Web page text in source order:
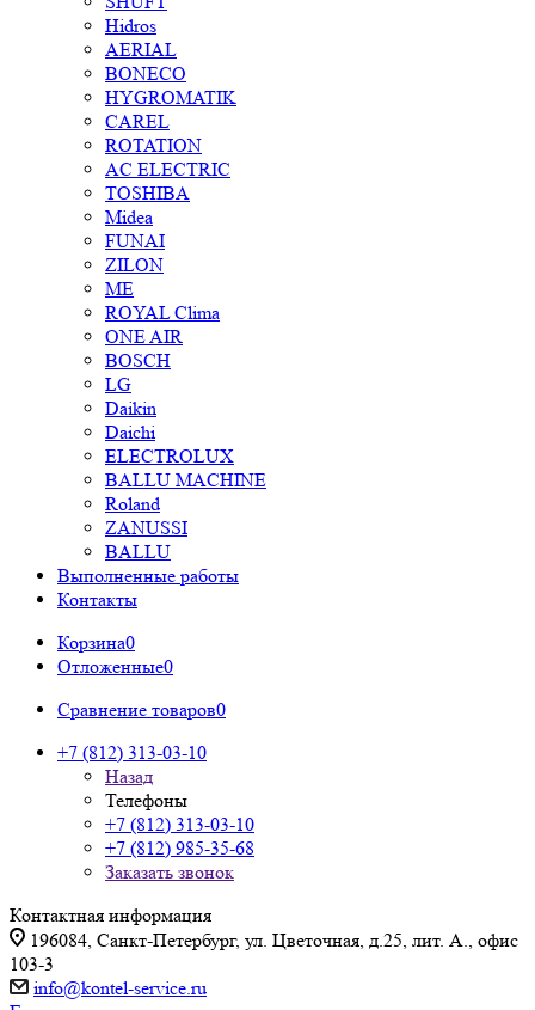
Hidros
AERIAL
BONECO
HYGROMATIK
CAREL
ROTATION
AC ELECTRIC
TOSHIBA
Midea
FUNAI
ZILON
ME
ROYAL Clima
ONE AIR
BOSCH
LG
Daikin
Daichi
ELECTROLUX
BALLU MACHINE
Roland
ZANUSSI
BALLU
Выполненные работы
Контакты
Корзина0
Отложенные0
Сравнение товаров0
+7 (812) 313-03-10
Назад
Телефоны
+7 (812) 313-03-10
+7 (812) 985-35-68
Заказать звонок
Контактная информация
196084, Санкт-Петербург, ул. Цветочная, д.25, лит. А., офис
103-3
info@kontel-service.ru